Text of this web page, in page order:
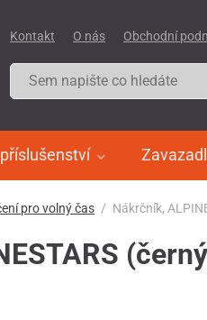
Kontakt O nás Obchodní
pro volný čas Nákrčník,